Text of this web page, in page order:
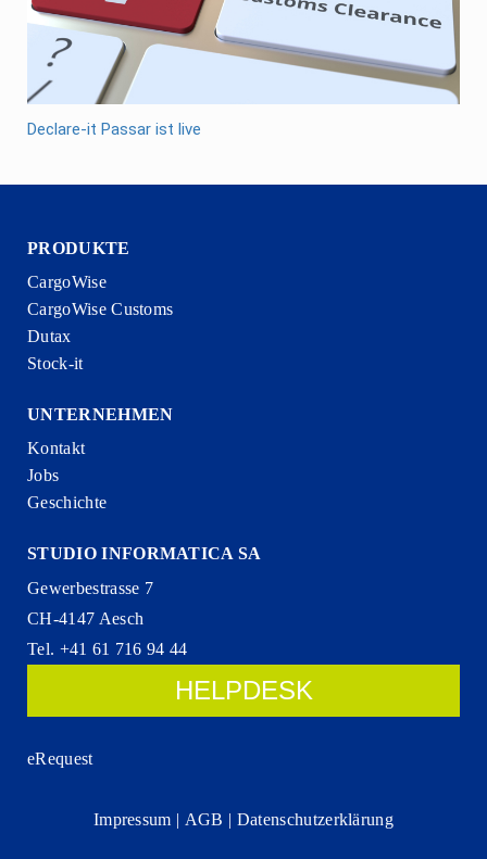
Declare-it Passar ist live
PRODUKTE
CargoWise
CargoWise Customs
Dutax
Stock-it
UNTERNEHMEN
Kontakt
Jobs
Geschichte
STUDIO INFORMATICA SA
Gewerbestrasse 7
CH-4147 Aesch
Tel. +41 61 716 94 44
HELPDESK
eRequest
Impressum | AGB | Datenschutzerklärung